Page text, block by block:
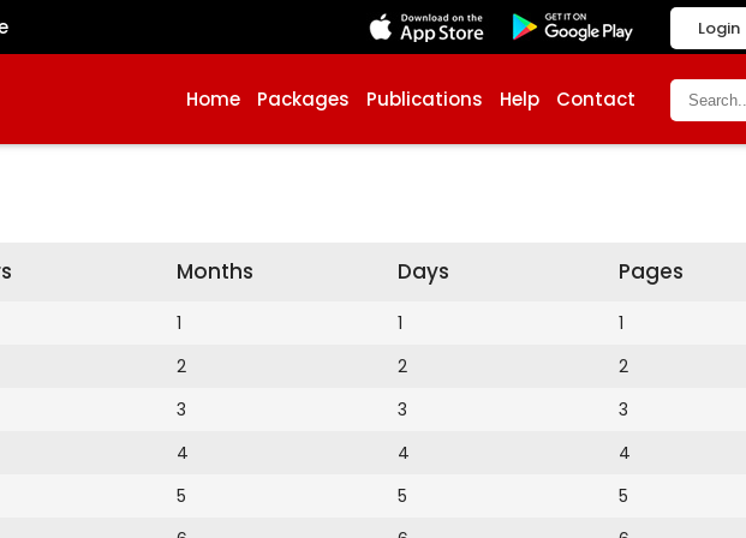
Login
Home Packages Publications Help Contact
Months
1
2
3
4
5
Days
1
2
3
4
5
Pages
1
2
3
4
5